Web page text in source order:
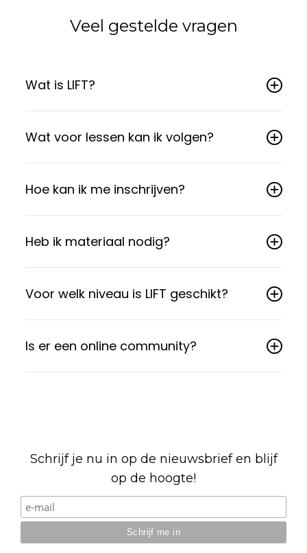
Veel gestelde vragen
Wat is LIFT?
Wat voor lessen kan ik volgen?
Hoe kan ik me inschrijven?
Heb ik materiaal nodig?
Voor welk niveau is LIFT geschikt?
Is er een online community?
Schrijf je nu in op de nieuwsbrief en blijf
op de hoogte!